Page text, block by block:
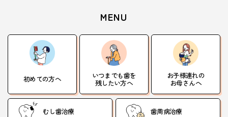
MENU
初めての方へ いつまでも歯を
残したい方へ
お子様連れの
お母さんへ
むし歯治療 歯周病治療